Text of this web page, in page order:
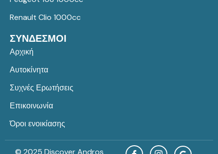
Renault Clio 1000cc
ΣΥΝΔΕΣΜΟΙ
Αρχική
Αυτοκίνητα
Συχνές Ερωτήσεις
Επικοινωνία
Όροι ενοικίασης
© 2025 Discover Andros